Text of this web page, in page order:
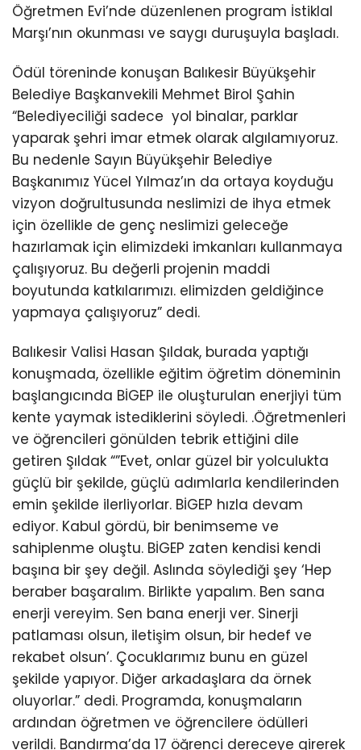
Öğretmen Evi’nde düzenlenen program İstiklal
Marşı’nın okunması ve saygı duruşuyla başladı.
Ödül töreninde konuşan Balıkesir Büyükşehir
Belediye Başkanvekili Mehmet Birol Şahin
“Belediyeciliği sadece yol binalar, parklar
yaparak şehri imar etmek olarak algılamıyoruz.
Bu nedenle Sayın Büyükşehir Belediye
Başkanımız Yücel Yılmaz’ın da ortaya koyduğu
vizyon doğrultusunda neslimizi de ihya etmek
için özellikle de genç neslimizi geleceğe
hazırlamak için elimizdeki imkanları kullanmaya
çalışıyoruz. Bu değerli projenin maddi
boyutunda katkılarımızı. elimizden geldiğince
yapmaya çalışıyoruz” dedi.
Balıkesir Valisi Hasan Şıldak, burada yaptığı
konuşmada, özellikle eğitim öğretim döneminin
başlangıcında BİGEP ile oluşturulan enerjiyi tüm
kente yaymak istediklerini söyledi. .Öğretmenleri
ve öğrencileri gönülden tebrik ettiğini dile
getiren Şıldak “”Evet, onlar güzel bir yolculukta
güçlü bir şekilde, güçlü adımlarla kendilerinden
emin şekilde ilerliyorlar. BİGEP hızla devam
ediyor. Kabul gördü, bir benimseme ve
sahiplenme oluştu. BİGEP zaten kendisi kendi
başına bir şey değil. Aslında söylediği şey ‘Hep
beraber başaralım. Birlikte yapalım. Ben sana
enerji vereyim. Sen bana enerji ver. Sinerji
patlaması olsun, iletişim olsun, bir hedef ve
rekabet olsun’. Çocuklarımız bunu en güzel
şekilde yapıyor. Diğer arkadaşlara da örnek
oluyorlar.” dedi. Programda, konuşmaların
ardından öğretmen ve öğrencilere ödülleri
verildi. Bandırma’da 17 öğrenci dereceye girerek